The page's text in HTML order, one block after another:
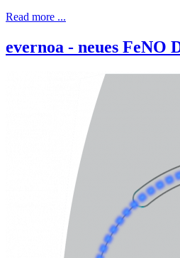
Read more ...
evernoa - neues FeNO